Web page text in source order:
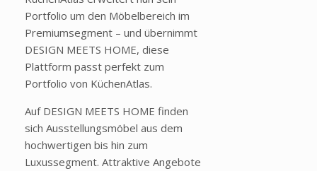
Portfolio um den Möbelbereich im
Premiumsegment – und übernimmt
DESIGN MEETS HOME, diese
Plattform passt perfekt zum
Portfolio von KüchenAtlas.
Auf DESIGN MEETS HOME finden
sich Ausstellungsmöbel aus dem
hochwertigen bis hin zum
Luxussegment. Attraktive Angebote